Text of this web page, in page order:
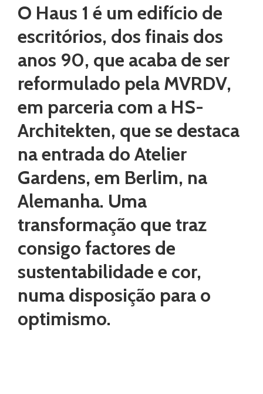
O Haus 1 é um edifício de
escritórios, dos finais dos
anos 90, que acaba de ser
reformulado pela MVRDV,
em parceria com a HS-
Architekten, que se destaca
na entrada do Atelier
Gardens, em Berlim, na
Alemanha. Uma
transformação que traz
consigo factores de
sustentabilidade e cor,
numa disposição para o
optimismo.